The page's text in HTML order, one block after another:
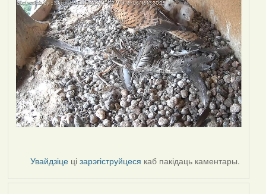
Увайдзіце цізарэгіструйцеся каб пакідаць каментары.